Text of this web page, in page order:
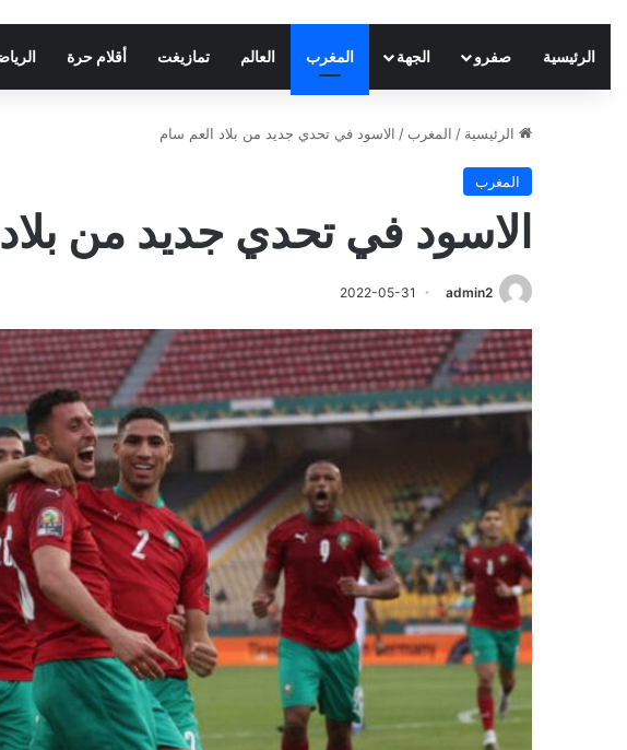
الرئيسية صفرو الجهة المغرب العالم تمازيغت أقلام حرة
الرئيسية / المغرب / الاسود في تحدي جديد من بلاد العم سام
المغرب
الاسود في تحدي جديد من
admin2
2022-05-31